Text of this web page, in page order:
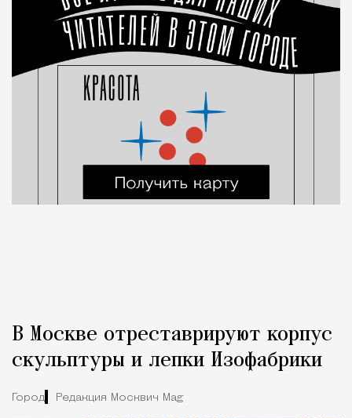
В Москве отреставрируют корпус
скульптуры и лепки Изофабрики
Город Редакция Москвич Mag